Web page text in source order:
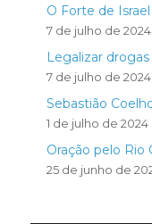
O Forte de Israel
7 de julho de 2024
Legalizar
7 de julho de 2024
Sebastião
1 de julho de 2024
Oração pelo Rio
25 de junho de